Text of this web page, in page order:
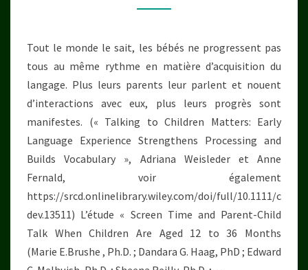
Tout le monde le sait, les bébés ne progressent pas
tous au même rythme en matière d’acquisition du
langage. Plus leurs parents leur parlent et nouent
d’interactions avec eux, plus leurs progrès sont
manifestes. (« Talking to Children Matters: Early
Language Experience Strengthens Processing and
Builds Vocabulary », Adriana Weisleder et Anne
Fernald, voir également
https://srcd.onlinelibrary.wiley.com/doi/full/10.1111/c
dev.13511) L’étude « Screen Time and Parent-Child
Talk When Children Are Aged 12 to 36 Months
(Marie E.​Brushe , Ph.D. ; Dandara G. Haag, PhD ; Edward